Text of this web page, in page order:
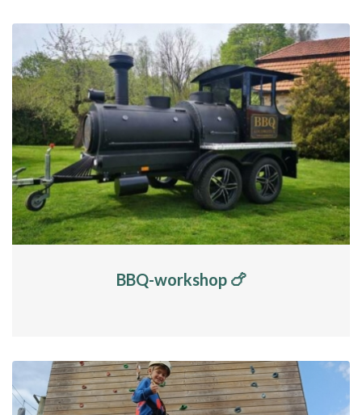
BBQ-workshop 🍗